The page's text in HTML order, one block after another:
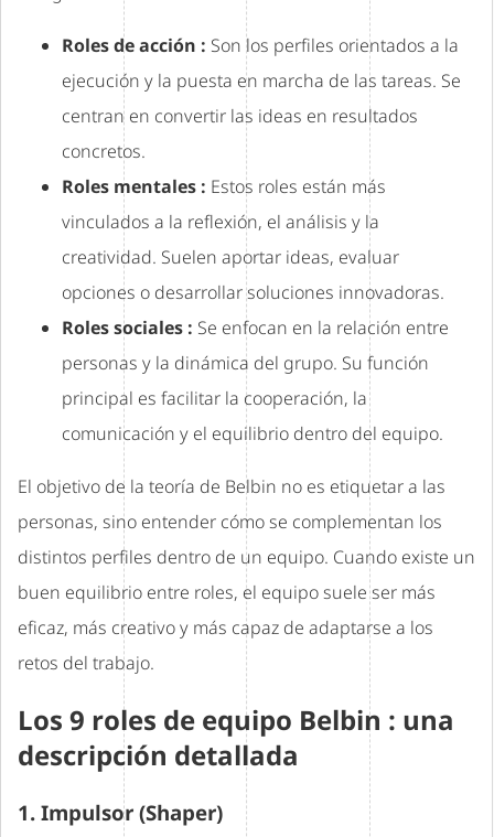
Roles de acción : Son los perfiles orientados a la
ejecución y la puesta en marcha de las tareas. Se
centran en convertir las ideas en resultados
concretos.
Roles mentales : Estos roles están más
vinculados a la reflexión, el análisis y la
creatividad. Suelen aportar ideas, evaluar
opciones o desarrollar soluciones innovadoras.
Roles sociales : Se enfocan en la relación entre
personas y la dinámica del grupo. Su función
principal es facilitar la cooperación, la
comunicación y el equilibrio dentro del equipo.
El objetivo de la teoría de Belbin no es etiquetar a las
personas, sino entender cómo se complementan los
distintos perfiles dentro de un equipo. Cuando existe un
buen equilibrio entre roles, el equipo suele ser más
eficaz, más creativo y más capaz de adaptarse a los
retos del trabajo.
Los 9 roles de equipo Belbin : una
descripción detallada
1. Impulsor (Shaper)